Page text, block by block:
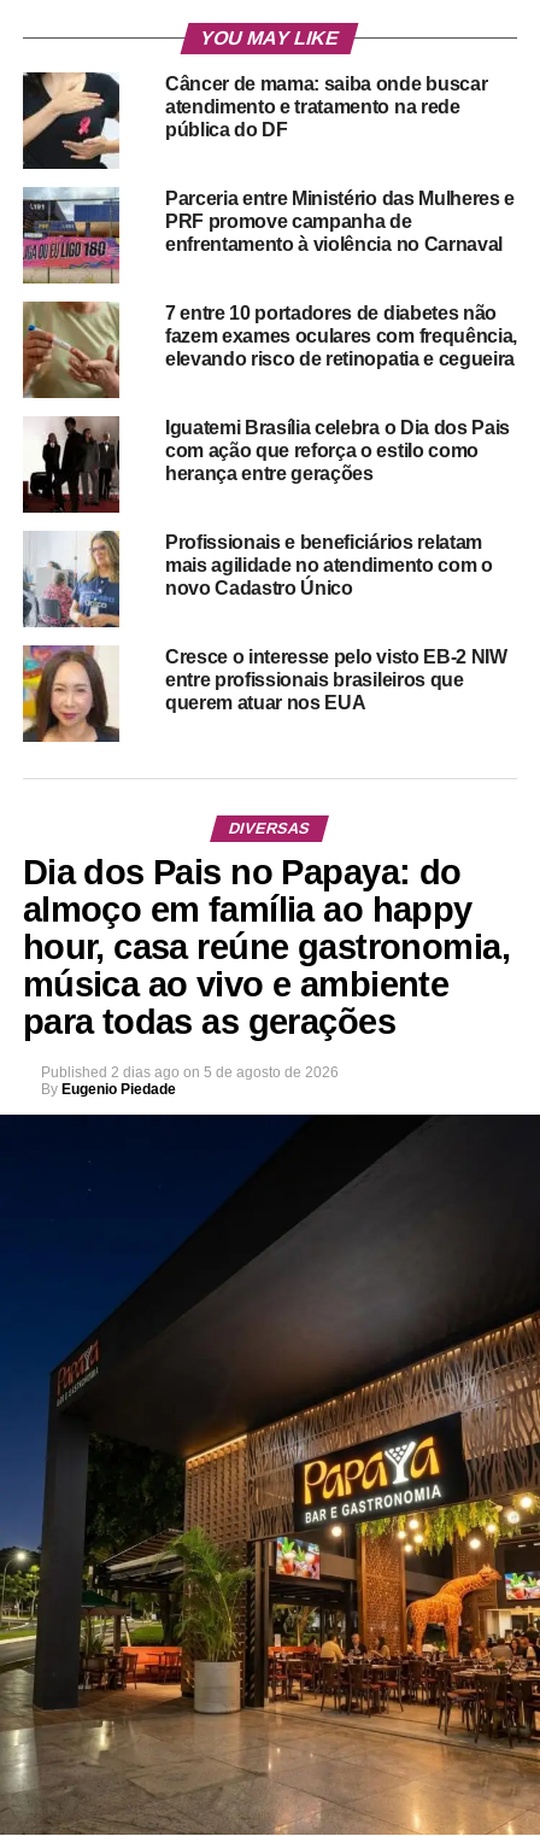
YOU MAY LIKE
Câncer de mama: saiba onde buscar
atendimento e tratamento na rede
pública do DF
Parceria entre Ministério das Mulheres e
PRF promove campanha de
enfrentamento à violência no Carnaval
7 entre 10 portadores de diabetes não
fazem exames oculares com frequência,
elevando risco de retinopatia e cegueira
Iguatemi Brasília celebra o Dia dos Pais
com ação que reforça o estilo como
herança entre gerações
Profissionais e beneficiários relatam
mais agilidade no atendimento com o
novo Cadastro Único
Cresce o interesse pelo visto EB-2 NIW
entre profissionais brasileiros que
querem atuar nos EUA
DIVERSAS
Dia dos Pais no Papaya: do
almoço em família ao happy
hour, casa reúne gastronomia,
música ao vivo e ambiente
para todas as gerações
Published 2 dias ago on 5 de agosto de 2026
By Eugenio Piedade